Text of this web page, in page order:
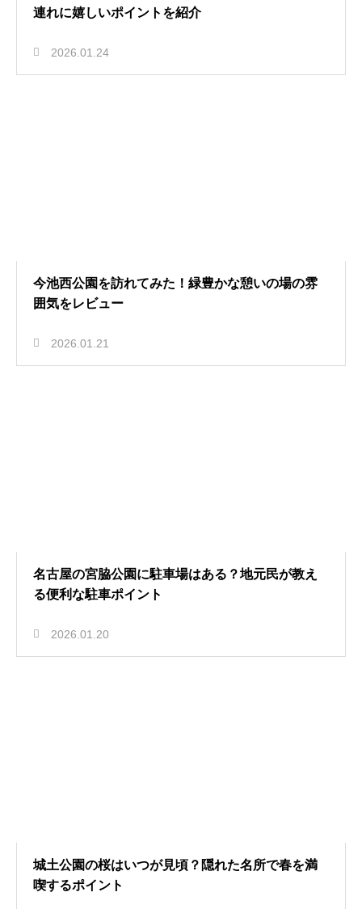
連れに嬉しいポイントを紹介
2026.01.24
今池西公園を訪れてみた！緑豊かな憩いの場の雰
囲気をレビュー
2026.01.21
名古屋の宮脇公園に駐車場はある？地元民が教え
る便利な駐車ポイント
2026.01.20
城土公園の桜はいつが見頃？隠れた名所で春を満
喫するポイント